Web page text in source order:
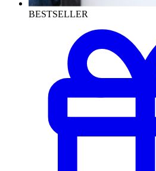
BESTSELLER